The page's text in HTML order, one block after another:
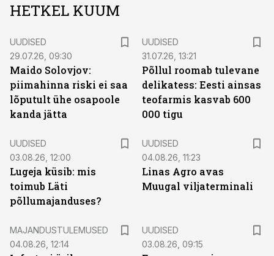
HETKEL KUUM
UUDISED
29.07.26, 09:30
Maido Solovjov:
piimahinna riski ei saa
lõputult ühe osapoole
kanda jätta
UUDISED
31.07.26, 13:21
Põllul roomab tulevane
delikatess: Eesti ainsas
teofarmis kasvab 600
000 tigu
UUDISED
03.08.26, 12:00
Lugeja küsib: mis
toimub Läti
põllumajanduses?
UUDISED
04.08.26, 11:23
Linas Agro avas
Muugal viljaterminali
MAJANDUSTULEMUSED
04.08.26, 12:14
UUDISED
03.08.26, 09:15